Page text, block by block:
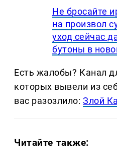
Не бросайте
на произвол
уход сейчас
бутоны в
Есть жалобы? Канал
которых вывели из
вас разозлило:Злой
Читайте также: